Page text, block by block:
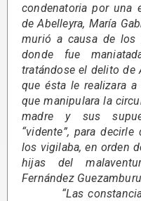
condenatoria por una
de Abelleyra, María
murió a causa de los
donde fue
tratándose el delito de
que ésta le realizara
que manipulara la
madre y sus
“vidente”, para
los vigilaba, en orden
hijas del
Fernández
“Las constancias